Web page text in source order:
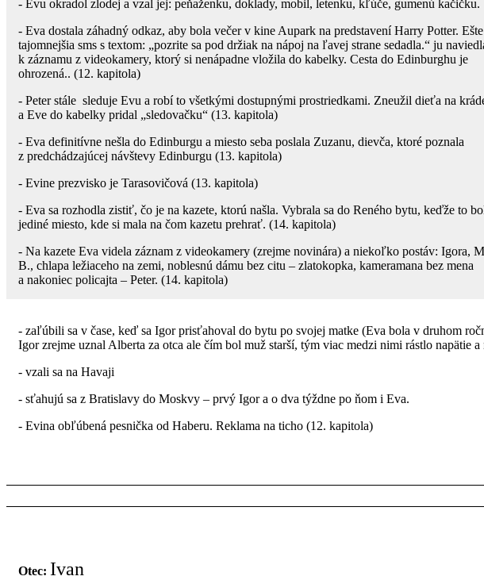
- Evu okradol zlodej a vzal jej: peňaženku, doklady, mobil, letenku, kľúče, gumenú kačičku.
- Eva dostala záhadný odkaz, aby bola večer v kine Aupark na predstavení Harry Potter. Ešte
tajomnejšia sms s textom: „pozrite sa pod držiak na nápoj na ľavej strane sedadla.“ ju
k záznamu z videokamery, ktorý si nenápadne vložila do kabelky. Cesta do Edinburghu je
ohrozená.. (12. kapitola)
- Peter stále sleduje Evu a robí to všetkými dostupnými prostriedkami. Zneužil dieťa na
a Eve do kabelky pridal „sledovačku“ (13. kapitola)
- Eva definitívne nešla do Edinburgu a miesto seba poslala Zuzanu, dievča, ktoré poznala
z predchádzajúcej návštevy Edinburgu (13. kapitola)
- Evine prezvisko je Tarasovičová (13. kapitola)
- Eva sa rozhodla zistiť, čo je na kazete, ktorú našla. Vybrala sa do Reného bytu, keďže to
jediné miesto, kde si mala na čom kazetu prehrať. (14. kapitola)
- Na kazete Eva videla záznam z videokamery (zrejme novinára) a niekoľko postáv: Igora,
B., chlapa ležiaceho na zemi, noblesnú dámu bez citu – zlatokopka, kameramana bez mena
a nakoniec policajta – Peter. (14. kapitola)
- zaľúbili sa v čase, keď sa Igor prisťahoval do bytu po svojej matke (Eva bola v druhom
Igor zrejme uznal Alberta za otca ale čím bol muž starší, tým viac medzi nimi rástlo napätie a
- vzali sa na Havaji
- sťahujú sa z Bratislavy do Moskvy – prvý Igor a o dva týždne po ňom i Eva.
- Evina obľúbená pesnička od Haberu. Reklama na ticho (12. kapitola)
Otec: Ivan